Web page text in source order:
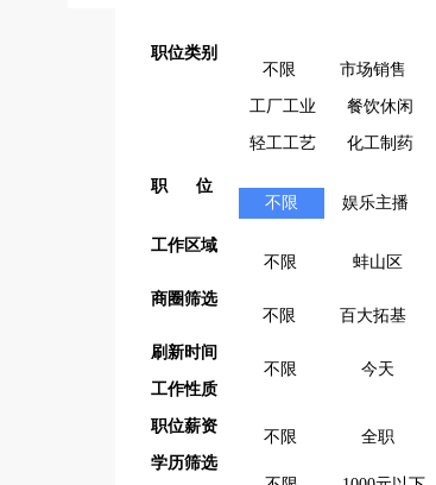
职位类别
不限
市场销售
工厂工业 餐饮休闲
轻工工艺 化工制药
职 位
不限
娱乐主播
工作区域
不限
蚌山区
商圈筛选
不限
百大拓基
刷新时间
不限
今天
工作性质
不限 全职
职位薪资
学历筛选